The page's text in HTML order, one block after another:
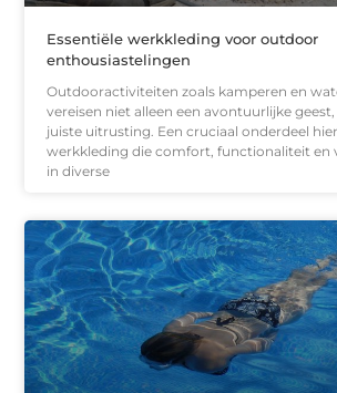
Essentiële werkkleding voor outdoor
enthousiastelingen
Outdooractiviteiten zoals kamperen en
vereisen niet alleen een avontuurlijke
juiste uitrusting. Een cruciaal onderdeel
werkkleding die comfort, functionaliteit en
in diverse